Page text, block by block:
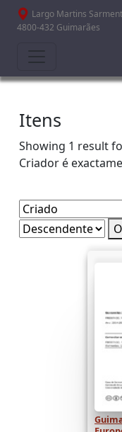
Passar para o
Largo Martins
4800-432 Guimarães
Itens
Showing 1 result
Criador é